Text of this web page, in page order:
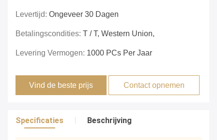
Levertijd: Ongeveer 30 Dagen
Betalingscondities: T / T, Western Union,
Levering Vermogen: 1000 PCs Per Jaar
Vind de beste prijs Contact opnemen
Specificaties Beschrijving